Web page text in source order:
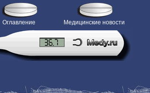
Оглавление Медицинские новости